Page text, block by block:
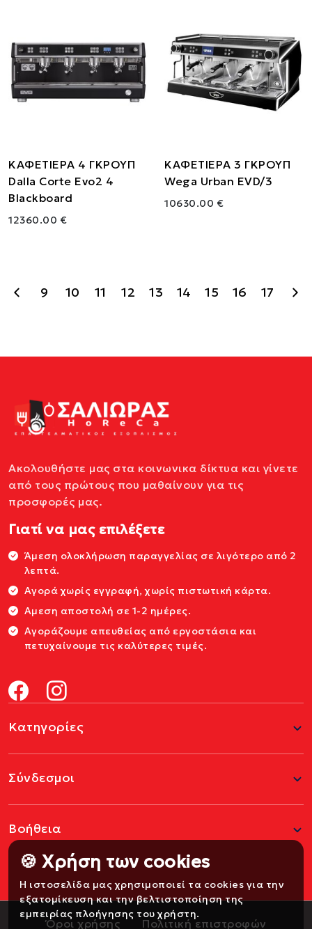
🍪 Χρήση των cookies
Η ιστοσελίδα μας χρησιμοποιεί τα cookies για την
εξατομίκευση και την βελτιστοποίηση της
εμπειρίας πλοήγησης του χρήστη.
ΚΑΦΕΤΙΕΡΑ 4 ΓΚΡΟΥΠ
Dalla Corte Evo2 4
Blackboard
12360.00 €
ΚΑΦΕΤΙΕΡΑ 3 ΓΚΡΟΥΠ
Wega Urban EVD/3
10630.00 €
9 10 11 12 13 14 15 16 17
Ακολουθήστε μας στα κοινωνικα δίκτυα και γίνετε
από τους πρώτους που μαθαίνουν για τις
προσφορές μας.
Γιατί να μας επιλέξετε
Άμεση ολοκλήρωση παραγγελίας σε λιγότερο από 2
λεπτά.
Αγορά χωρίς εγγραφή, χωρίς πιστωτική κάρτα.
Αμεση αποστολή σε 1-2 ημέρες.
Αγοράζουμε απευθείας από εργοστάσια και
πετυχαίνουμε τις καλύτερες τιμές.
Κατηγορίες
Σύνδεσμοι
Βοήθεια
Όροι χρήσης Πολιτική επιστροφών